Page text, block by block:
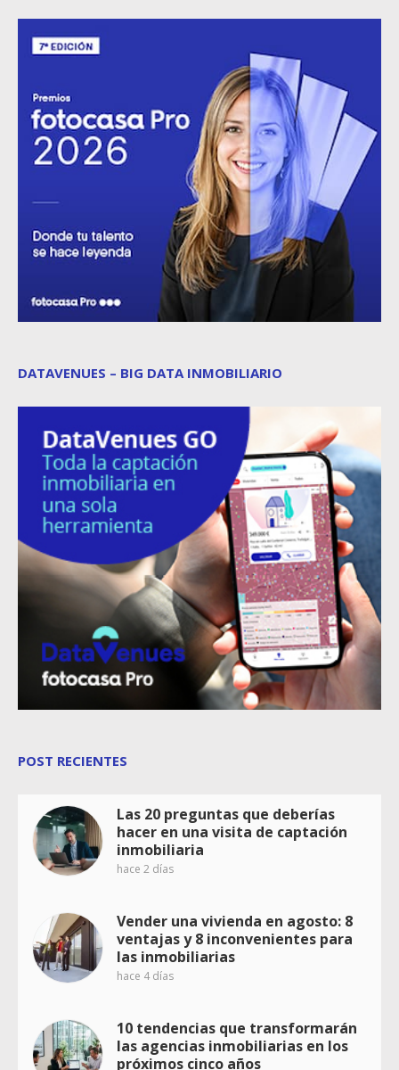
DATAVENUES – BIG DATA INMOBILIARIO
POST RECIENTES
Las 20 preguntas que deberías
hacer en una visita de captación
inmobiliaria
hace 2 días
Vender una vivienda en agosto: 8
ventajas y 8 inconvenientes para
las inmobiliarias
hace 4 días
10 tendencias que transformarán
las agencias inmobiliarias en los
próximos cinco años